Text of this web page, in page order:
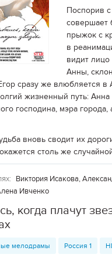
Поспорив
совершает
прыжок с
в
видит лицо
Анны,
сразу же влюбляется
жизненный путь:
господина, мэра
вновь сводит их
столь же
Виктория Исакова,
Ивченко
когда плачут
мелодрамы Россия 1